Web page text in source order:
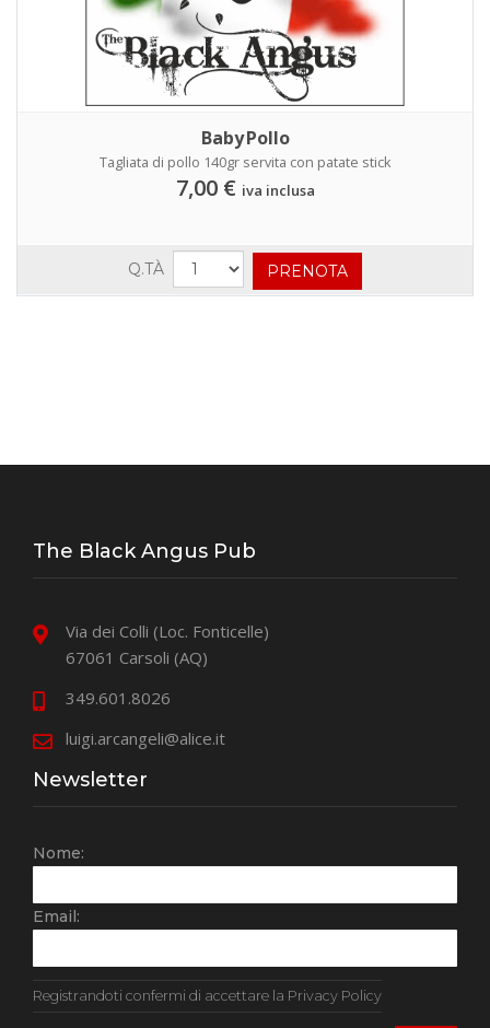
Baby Pollo
Tagliata di pollo 140gr servita con patate stick
7,00 € iva inclusa
Q.TÀ
The Black Angus Pub
Via dei Colli (Loc. Fonticelle)
67061 Carsoli (AQ)
349.601.8026
luigi.arcangeli@alice.it
Newsletter
Nome:
Email:
Registrandoti confermi di accettare la Privacy Policy